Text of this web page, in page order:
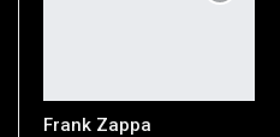
Frank Zappa